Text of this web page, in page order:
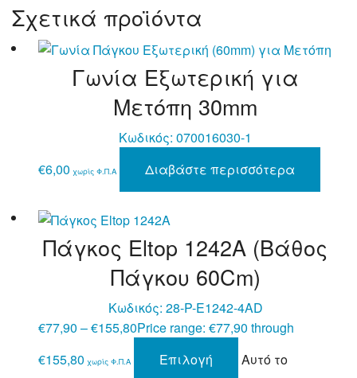
Σχετικά προϊόντα
Γωνία Εξωτερική για
Μετόπη 30mm
Κωδικός:070016030-1
€6,00 χωρίς Φ.Π.Α Διαβάστε περισσότερα
Πάγκος Eltop 1242A (Βάθος
Πάγκου 60Cm)
Κωδικός: 28-P-E1242-4AD
€77,90 –€155,80Price range: €77,90 through
€155,80 χωρίς Φ.Π.Α Επιλογή Αυτό το